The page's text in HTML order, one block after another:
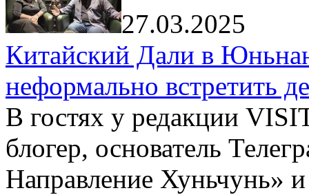
27.03.2025
Китайский Дали в
неформально встретить
В гостях у редакции
блогер, основатель
Направление Хуньчунь»